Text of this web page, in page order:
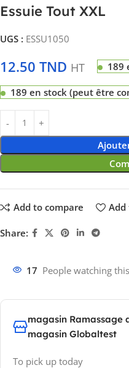
Essuie Tout XXL
UGS : ESSU1050
12.50 TND HT 189
189 en stock (peut être
Add to compare Add
Share:
17 People watching
magasin Ramassage
magasin Globaltest
To pick up today